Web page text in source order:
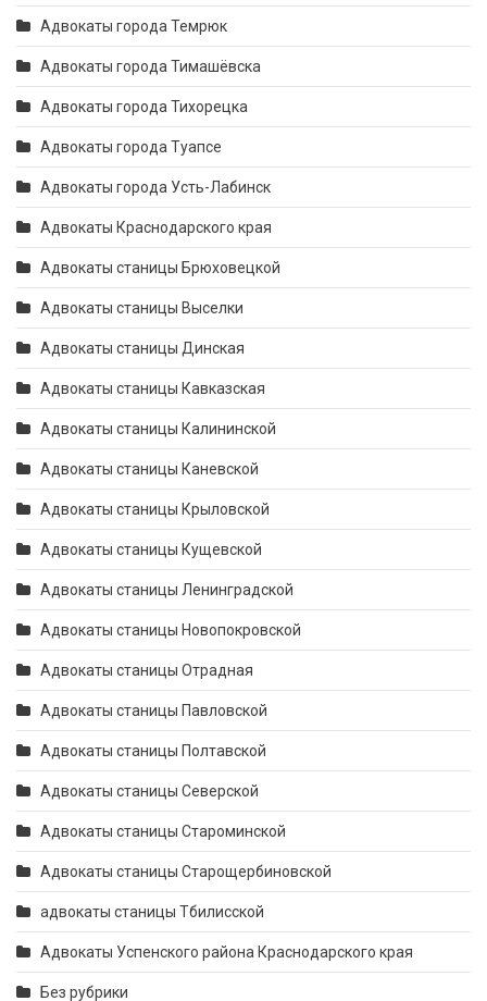
Адвокаты города Темрюк
Адвокаты города Тимашёвска
Адвокаты города Тихорецка
Адвокаты города Туапсе
Адвокаты города Усть-Лабинск
Адвокаты Краснодарского края
Адвокаты станицы Брюховецкой
Адвокаты станицы Выселки
Адвокаты станицы Динская
Адвокаты станицы Кавказская
Адвокаты станицы Калининской
Адвокаты станицы Каневской
Адвокаты станицы Крыловской
Адвокаты станицы Кущевской
Адвокаты станицы Ленинградской
Адвокаты станицы Новопокровской
Адвокаты станицы Отрадная
Адвокаты станицы Павловской
Адвокаты станицы Полтавской
Адвокаты станицы Северской
Адвокаты станицы Староминской
Адвокаты станицы Старощербиновской
адвокаты станицы Тбилисской
Адвокаты Успенского района Краснодарского края
Без рубрики